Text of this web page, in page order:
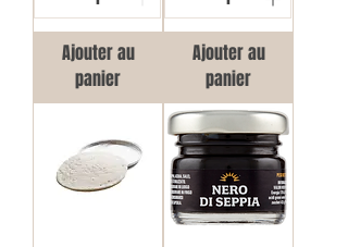
Ajouter au
panier
Ajouter au
panier